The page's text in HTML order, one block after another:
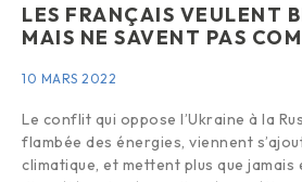
LES FRANÇAIS VEULENT
MAIS NE SAVENT PAS
10 MARS 2022
Le conflit qui oppose l’Ukraine à la
flambée des énergies, viennent
climatique, et mettent plus que jamais